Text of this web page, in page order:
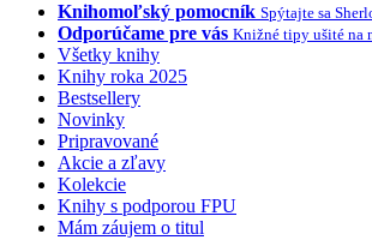
Knihomoľský pomocník Spýtajte sa
Odporúčame pre vás Knižné tipy ušité na
Všetky knihy
Knihy roka 2025
Bestsellery
Novinky
Pripravované
Akcie a zľavy
Kolekcie
Knihy s podporou FPU
Mám záujem o titul